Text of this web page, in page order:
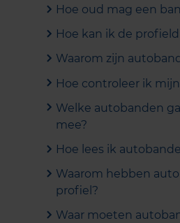
Hoe oud mag een
Hoe kan ik de
Waarom zijn
Hoe controleer ik
Welke autobanden
mee?
Hoe lees ik
Waarom hebben
profiel?
Waar moeten